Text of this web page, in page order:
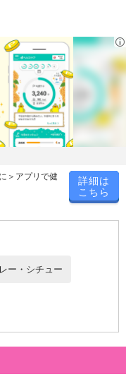
＞アプリで健
詳細は
こちら
ー・シチュー